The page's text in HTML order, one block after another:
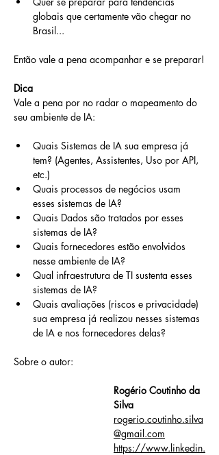
globais que certamente vão chegar no
Brasil...
Então vale a pena acompanhar e se preparar!
Dica
Vale a pena por no radar o mapeamento do
seu ambiente de IA:
Quais Sistemas de IA sua empresa já
tem? (Agentes, Assistentes, Uso por API,
etc.)
Quais processos de negócios usam
esses sistemas de IA?
Quais Dados são tratados por esses
sistemas de IA?
Quais fornecedores estão envolvidos
nesse ambiente de IA?
Qual infraestrutura de TI sustenta esses
sistemas de IA?
Quais avaliações (riscos e privacidade)
sua empresa já realizou nesses sistemas
de IA e nos fornecedores delas?
Sobre o autor:
Rogério Coutinho da
Silva
rogerio.coutinho.silva
@gmail.com
https://www.linkedin.